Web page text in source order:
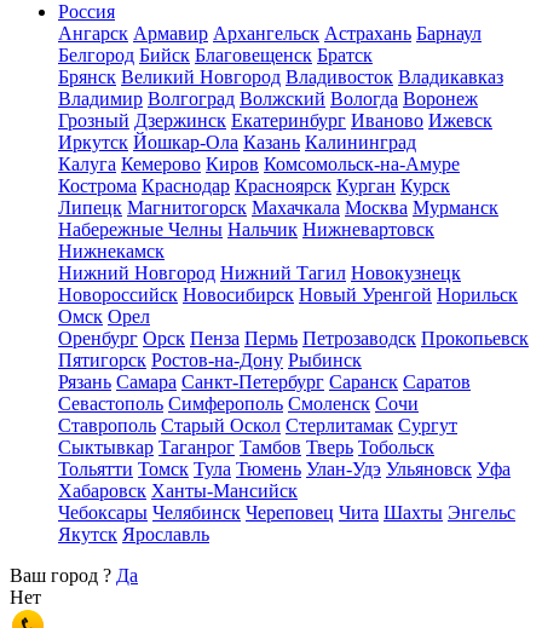
Россия
Ангарск Армавир Архангельск Астрахань Барнаул
Белгород Бийск Благовещенск Братск
Брянск Великий Новгород Владивосток Владикавказ
Владимир Волгоград Волжский Вологда Воронеж
Грозный Дзержинск Екатеринбург Иваново Ижевск
Иркутск Йошкар-Ола Казань Калининград
Калуга Кемерово Киров Комсомольск-на-Амуре
Кострома Краснодар Красноярск Курган Курск
Липецк Магнитогорск Махачкала Москва Мурманск
Набережные Челны Нальчик Нижневартовск
Нижнекамск
Нижний Новгород Нижний Тагил Новокузнецк
Новороссийск Новосибирск Новый Уренгой Норильск
Омск Орел
Оренбург Орск Пенза Пермь Петрозаводск Прокопьевск
Пятигорск Ростов-на-Дону Рыбинск
Рязань Самара Санкт-Петербург Саранск Саратов
Севастополь Симферополь Смоленск Сочи
Ставрополь Старый Оскол Стерлитамак Сургут
Сыктывкар Таганрог Тамбов Тверь Тобольск
Тольятти Томск Тула Тюмень Улан-Удэ Ульяновск Уфа
Хабаровск Ханты-Мансийск
Чебоксары Челябинск Череповец Чита Шахты Энгельс
Якутск Ярославль
Ваш город ? Да
Нет